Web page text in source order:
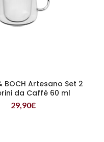
LEGGI TUTTO
BOCH Artesano Set 2
da Caffè 60 ml
29,90€